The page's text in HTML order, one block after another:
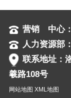
营销 中心
人力资源部
联系地址：
羲路108号
网站地图 XML地图